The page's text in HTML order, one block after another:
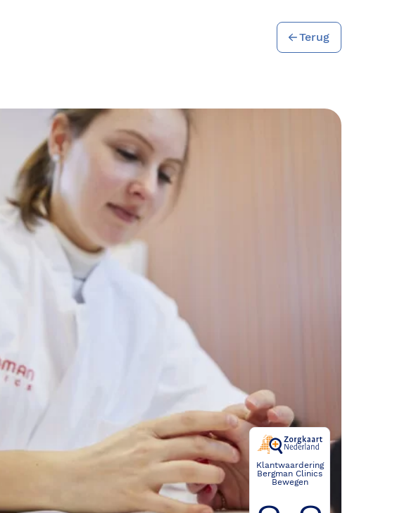
Terug
Klantwaardering
Bergman Clinics
Bewegen